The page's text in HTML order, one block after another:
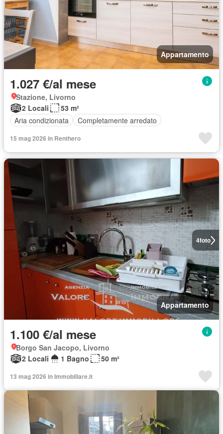
Appartamento
1.027 €/al mese
Stazione, Livorno
2 Locali
53 m²
Aria condizionata
Completamente arredato
15 mag 2026 in Renthero
4foto
Appartamento
1.100 €/al mese
Borgo San Jacopo, Livorno
2 Locali
1 Bagno 50 m²
13 mag 2026 in Immobiliare.it